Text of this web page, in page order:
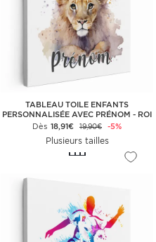
TABLEAU TOILE ENFANTS
PERSONNALISÉE AVEC PRÉNOM - ROI
LION
Dès 18,91€ 19,90€ -5%
Plusieurs tailles